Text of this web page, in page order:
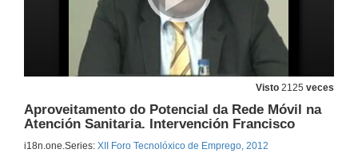
Visto 2125 veces
Aproveitamento do Potencial da Rede Móvil na
Atención Sanitaria. Intervención Francisco
i18n.one.Series: XII Foro Tecnolóxico de Emprego, 2012
20 de mar. de 2012
20 de mar. de 2012